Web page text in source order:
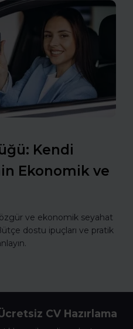
Kendi
Ekonomik ve
ve ekonomik seyahat
dostu ipuçları ve pratik
CV Hazırlama